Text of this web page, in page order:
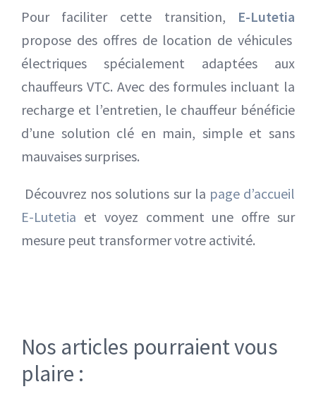
Pour faciliter cette transition, E-Lutetia
propose des offres de location de véhicules
électriques spécialement adaptées aux
chauffeurs VTC. Avec des formules incluant la
recharge et l’entretien, le chauffeur bénéficie
d’une solution clé en main, simple et sans
mauvaises surprises.
Découvrez nos solutions sur la page d’accueil
E-Lutetia et voyez comment une offre sur
mesure peut transformer votre activité.
Nos articles pourraient vous
plaire :